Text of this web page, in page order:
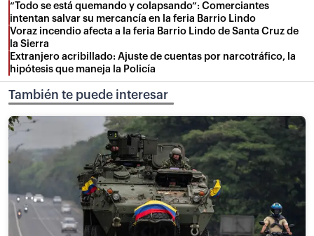
“Todo se está quemando y colapsando”: Comerciantes
intentan salvar su mercancía en la feria Barrio Lindo
Voraz incendio afecta a la feria Barrio Lindo de Santa Cruz de
la Sierra
Extranjero acribillado: Ajuste de cuentas por narcotráfico, la
hipótesis que maneja la Policía
También te puede interesar